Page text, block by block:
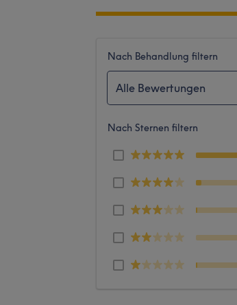
Nach Behandlung filtern
Alle Bewertungen
Nach Sternen filtern